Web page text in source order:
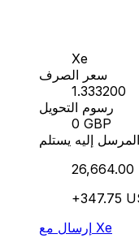
Xe
سعر الصرف
1.333200
رسوم التحويل
0 GBP
المرسل إليه يستلم
26,664.00
+347.75
إرسال مع Xe